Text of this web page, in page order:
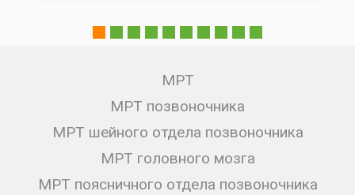
МРТ
МРТ позвоночника
МРТ шейного отдела позвоночника
МРТ головного мозга
МРТ поясничного отдела позвоночника